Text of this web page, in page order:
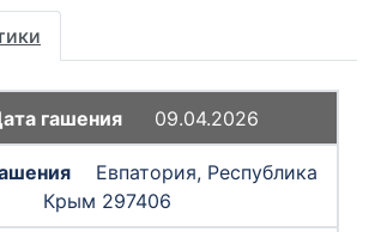
09.04.2026
Евпатория, Республика
Крым 297406